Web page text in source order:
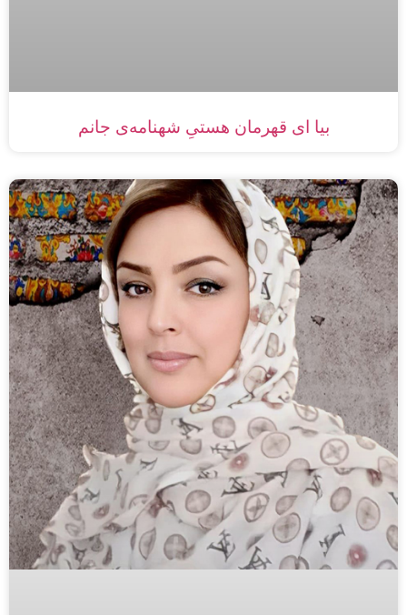
بیا ای قهرمان هستیِ شهنامه‌ی جانم